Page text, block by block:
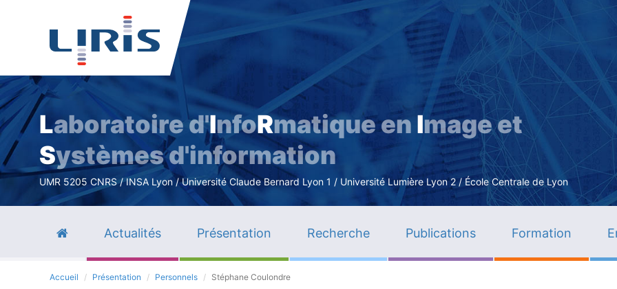
Aller
contenu
principal
Laboratoire d'InfoRmatique en Image et
Systèmes d'information
UMR 5205 CNRS / INSA Lyon / Université Claude Bernard Lyon 1 / Université Lumière Lyon 2 / École Centrale de Lyon
Actualités Présentation Recherche Publications Formation
Accueil Présentation Personnels Stéphane Coulondre